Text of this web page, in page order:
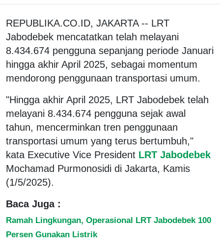
REPUBLIKA.CO.ID, JAKARTA -- LRT
Jabodebek mencatatkan telah melayani
8.434.674 pengguna sepanjang periode Januari
hingga akhir April 2025, sebagai momentum
mendorong penggunaan transportasi umum.
"Hingga akhir April 2025, LRT Jabodebek telah
melayani 8.434.674 pengguna sejak awal
tahun, mencerminkan tren penggunaan
transportasi umum yang terus bertumbuh,"
kata Executive Vice President LRT Jabodebek
Mochamad Purmonosidi di Jakarta, Kamis
(1/5/2025).
Baca Juga :
Ramah Lingkungan, Operasional LRT Jabodebek 100
Persen Gunakan Listrik